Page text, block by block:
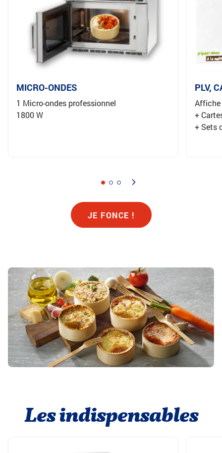
MICRO-ONDES
1 Micro-ondes professionnel
1800 W
PLV,
Affiche
+
+ Sets
JE FONCE !
Les indispensables